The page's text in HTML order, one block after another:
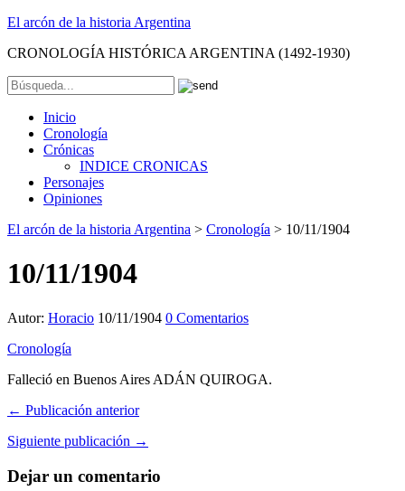
El arcón de la historia Argentina
CRONOLOGÍA HISTÓRICA ARGENTINA (1492-1930)
Inicio
Cronología
Crónicas
INDICE CRONICAS
Personajes
Opiniones
El arcón de la historia Argentina > Cronología > 10/11/1904
10/11/1904
Autor: Horacio 10/11/1904 0 Comentarios
Cronología
Falleció en Buenos Aires ADÁN QUIROGA.
← Publicación anterior
Siguiente publicación →
Dejar un comentario